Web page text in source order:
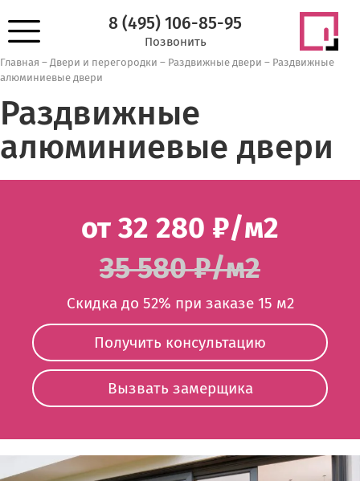
8 (495) 106-85-95
Позвонить
Главная – Двери и перегородки – Раздвижные двери – Раздвижные
алюминиевые двери
Раздвижные
алюминиевые двери
от 32 280 ₽/м2
35 580 ₽/м2
Скидка до 52% при заказе 15 м2
Получить консультацию
Вызвать замерщика